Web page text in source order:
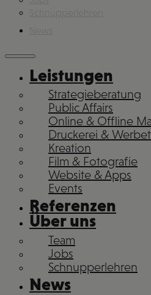
Leistungen
Strategieberatung
Public Affairs
Online & Offline
Druckerei &
Kreation
Film & Fotografie
Website & Apps
Events
Referenzen
Über uns
Team
Jobs
Schnupperlehren
News